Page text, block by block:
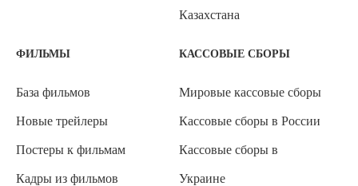
Казахстана
ФИЛЬМЫ
База фильмов
Новые трейлеры
Постеры к фильмам
Кадры из фильмов
КАССОВЫЕ СБОРЫ
Мировые кассовые сборы
Кассовые сборы в России
Кассовые сборы в
Украине